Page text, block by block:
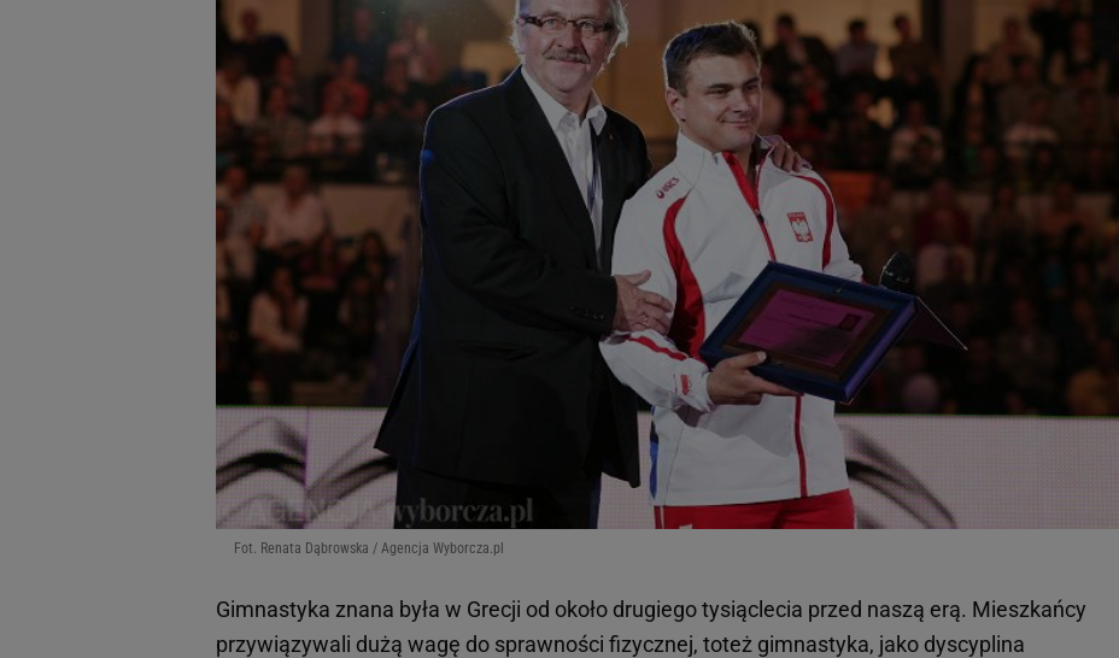
Fot. Renata Dąbrowska / Agencja Wyborcza.pl
Gimnastyka znana była w Grecji od około drugiego tysiąclecia przed naszą erą. Mieszkańcy
przywiązywali dużą wagę do sprawności fizycznej, toteż gimnastyka, jako dyscyplina